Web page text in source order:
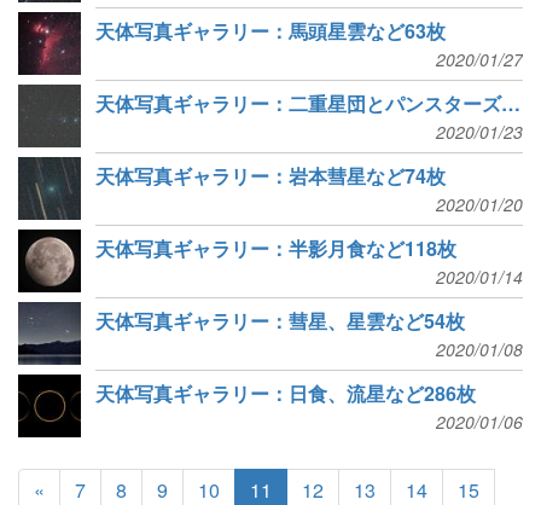
天体写真ギャラリー：馬頭星雲など63枚
2020/01/27
天体写真ギャラリー：二重星団とパンスターズ彗星など60枚
2020/01/23
天体写真ギャラリー：岩本彗星など74枚
2020/01/20
天体写真ギャラリー：半影月食など118枚
2020/01/14
天体写真ギャラリー：彗星、星雲など54枚
2020/01/08
天体写真ギャラリー：日食、流星など286枚
2020/01/06
« 7 8 9 10 11 12 13 14
15